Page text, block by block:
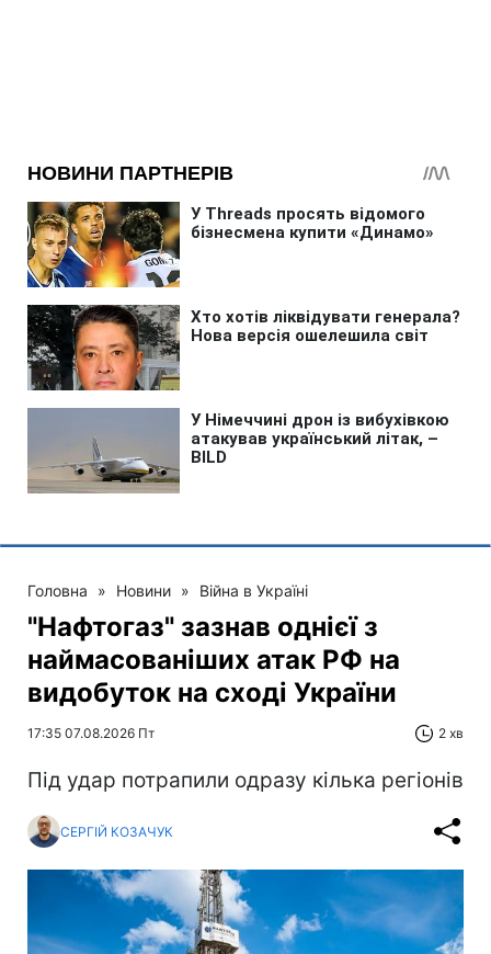
Головна » Новини » Війна в Україні
"Нафтогаз" зазнав однієї з
наймасованіших атак РФ на
видобуток на сході України
17:35 07.08.2026 Пт 2 хв
Під удар потрапили одразу кілька регіонів
СЕРГІЙ КОЗАЧУК